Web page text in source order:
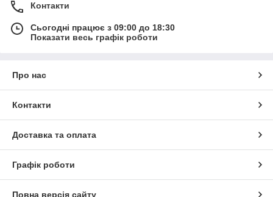
Контакти
Сьогодні працює з 09:00 до 18:30
Показати весь графік роботи
Про нас
Контакти
Доставка та оплата
Графік роботи
Повна версія сайту